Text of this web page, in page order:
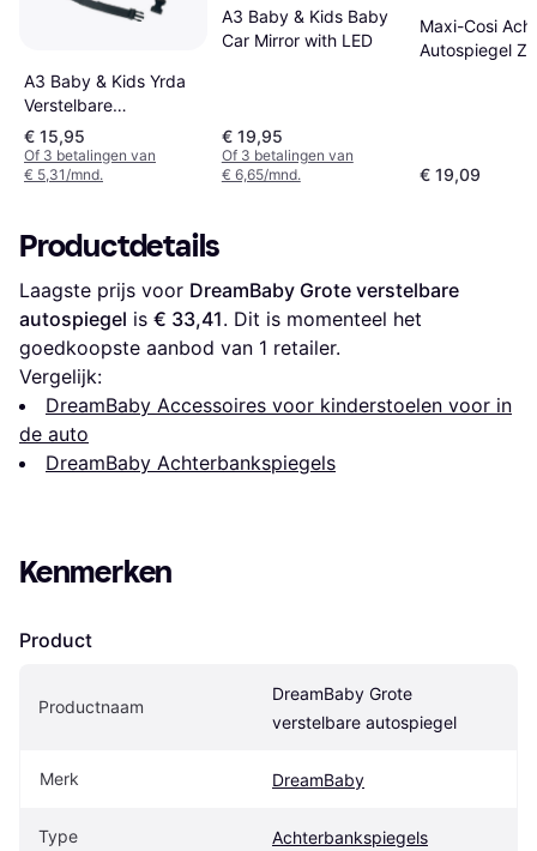
A3 Baby & Kids Yrda
Verstelbare
Autospiegel
€ 15,95
Of 3 betalingen van
€ 5,31/mnd.
A3 Baby & Kids Baby
Car Mirror with LED
€ 19,95
Of 3 betalingen van
€ 6,65/mnd.
Maxi-Cosi
Autospiegel
€ 19,09
Productdetails
Laagste prijs voor DreamBaby Grote verstelbare
autospiegel is € 33,41. Dit is momenteel het
goedkoopste aanbod van 1 retailer.
Vergelijk:
DreamBaby Accessoires voor kinderstoelen voor in
de auto
DreamBaby Achterbankspiegels
Kenmerken
Product
Productnaam
DreamBaby Grote
verstelbare autospiegel
Merk DreamBaby
Type Achterbankspiegels